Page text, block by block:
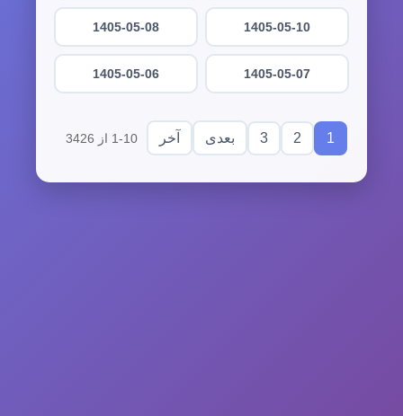
1405-05-10
1405-05-08
1405-05-07
1405-05-06
1
2
3 بعدی آخر 1-10 از 3426